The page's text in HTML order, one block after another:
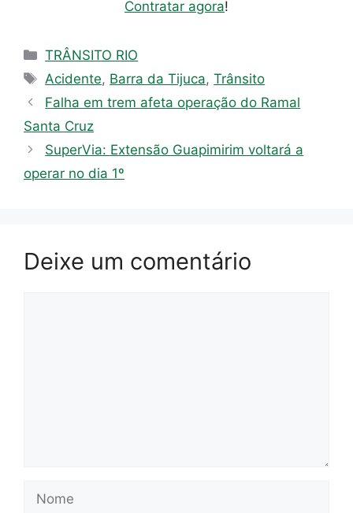
Contratar agora!
Categorias
TRÂNSITO RIO
Tags
Acidente, Barra da Tijuca,Trânsito
Falha em trem afeta operação do Ramal
Santa Cruz
SuperVia: Extensão Guapimirim voltará a
operar no dia 1º
Deixe um comentário